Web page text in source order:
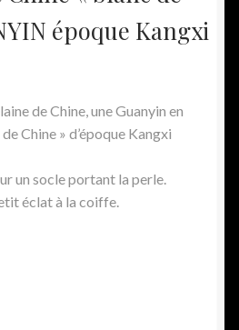
époque Kangxi
de Chine, une Guanyin en
Chine » d’époque Kangxi
un socle portant la perle.
éclat à la coiffe.